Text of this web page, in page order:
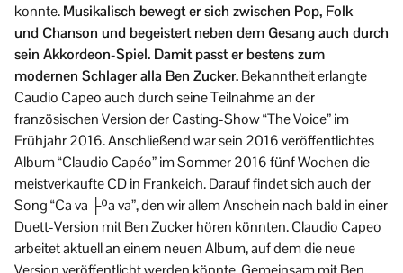
konnte.Musikalisch bewegt er sich zwischen Pop, Folk
und Chanson und begeistert neben dem Gesang auch durch
sein Akkordeon-Spiel. Damit passt er bestens zum
modernen Schlager alla Ben Zucker.Bekanntheit erlangte
Caudio Capeo auch durch seine Teilnahme an der
französischen Version der Casting-Show “The Voice” im
Frühjahr 2016. Anschließend war sein 2016 veröffentlichtes
Album “Claudio Capéo” im Sommer 2016 fünf Wochen die
meistverkaufte CD in Frankeich. Darauf findet sich auch der
Song “Ca va ├ºa va”, den wir allem Anschein nach bald in einer
Duett-Version mit Ben Zucker hören könnten. Claudio Capeo
arbeitet aktuell an einem neuen Album, auf dem die neue